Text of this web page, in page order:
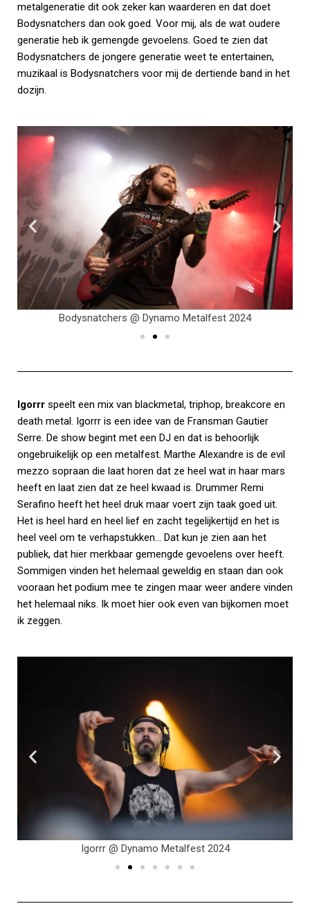
metalgeneratie dit ook zeker kan waarderen en dat doet
Bodysnatchers dan ook goed. Voor mij, als de wat oudere
generatie heb ik gemengde gevoelens. Goed te zien dat
Bodysnatchers de jongere generatie weet te entertainen,
muzikaal is Bodysnatchers voor mij de dertiende band in het
dozijn.
Bodysnatchers @ Dynamo Metalfest 2024
Igorrr speelt een mix van blackmetal, triphop, breakcore en
death metal. Igorrr is een idee van de Fransman Gautier
Serre. De show begint met een DJ en dat is behoorlijk
ongebruikelijk op een metalfest. Marthe Alexandre is de evil
mezzo sopraan die laat horen dat ze heel wat in haar mars
heeft en laat zien dat ze heel kwaad is. Drummer Remi
Serafino heeft het heel druk maar voert zijn taak goed uit.
Het is heel hard en heel lief en zacht tegelijkertijd en het is
heel veel om te verhapstukken… Dat kun je zien aan het
publiek, dat hier merkbaar gemengde gevoelens over heeft.
Sommigen vinden het helemaal geweldig en staan dan ook
vooraan het podium mee te zingen maar weer andere vinden
het helemaal niks. Ik moet hier ook even van bijkomen moet
ik zeggen.
Igorrr @ Dynamo Metalfest 2024